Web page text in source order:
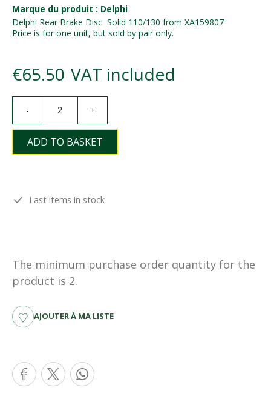
Marque du produit : Delphi
Delphi Rear Brake Disc Solid 110/130 from XA159807
Price is for one unit, but sold by pair only.
€65.50 VAT included
- +
ADD TO BASKET
Last items in stock
The minimum purchase order quantity for the
product is 2.
AJOUTER À MA LISTE